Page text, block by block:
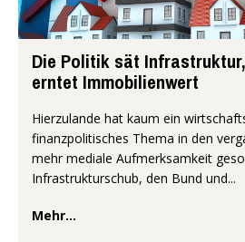
Die Politik sät
erntet Immobilienwert
Hierzulande hat kaum ein
finanzpolitisches Thema in den
mehr mediale Aufmerksamkeit
Infrastrukturschub, den Bund und...
Mehr...